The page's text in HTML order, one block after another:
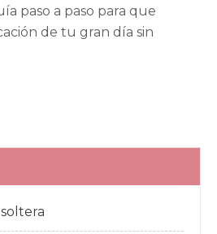
paso a paso para que
de tu gran día sin